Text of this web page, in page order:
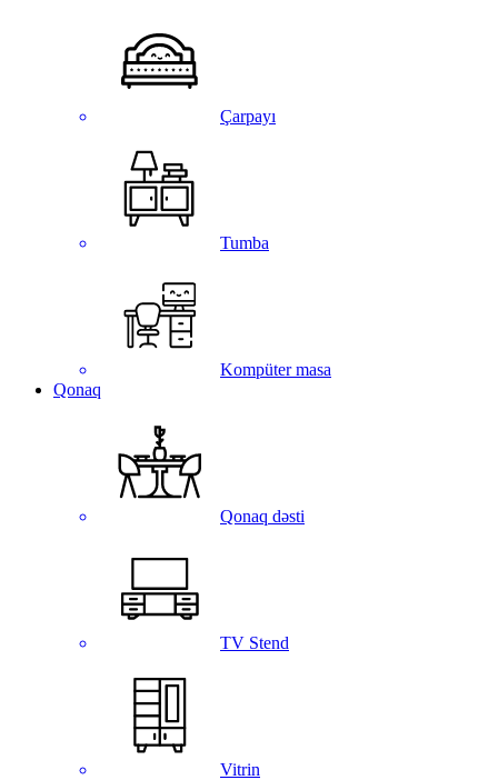
Çarpayı
Tumba
Kompüter masa
Qonaq
Qonaq dəsti
TV Stend
Vitrin